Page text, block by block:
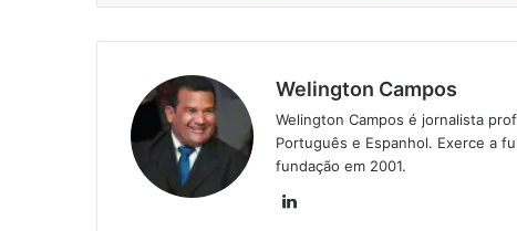
Welington Campos
Welington Campos é jornalista
Português e Espanhol. Exerce a
fundação em 2001.